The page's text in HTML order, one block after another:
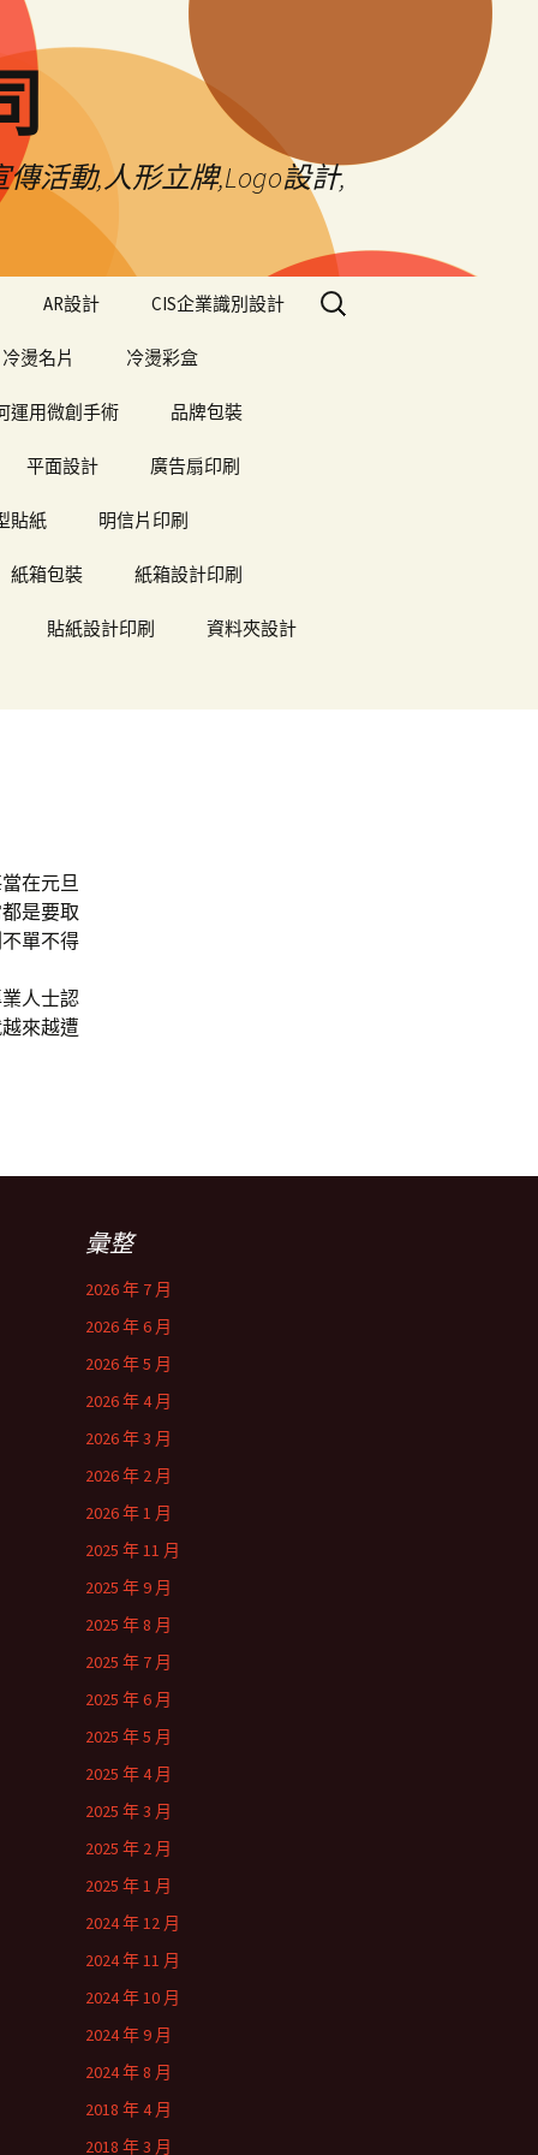
活動,人形立牌,Logo設計,
AR設計 CIS企業識別設計
冷燙名片 冷燙彩盒
運用微創手術 品牌包裝
平面設計 廣告扇印刷
貼紙 明信片印刷
紙箱包裝 紙箱設計印刷
貼紙設計印刷 資料夾設計
搜
尋
在元旦
是要取
單不得
人士認
來越遭
彙整
2026 年 7 月
2026 年 6 月
2026 年 5 月
2026 年 4 月
2026 年 3 月
2026 年 2 月
2026 年 1 月
2025 年 11 月
2025 年 9 月
2025 年 8 月
2025 年 7 月
2025 年 6 月
2025 年 5 月
2025 年 4 月
2025 年 3 月
2025 年 2 月
2025 年 1 月
2024 年 12 月
2024 年 11 月
2024 年 10 月
2024 年 9 月
2024 年 8 月
2018 年 4 月
2018 年 3 月